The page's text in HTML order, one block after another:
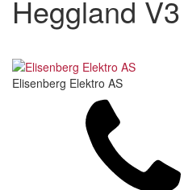
Heggland
Elisenberg Elektro AS